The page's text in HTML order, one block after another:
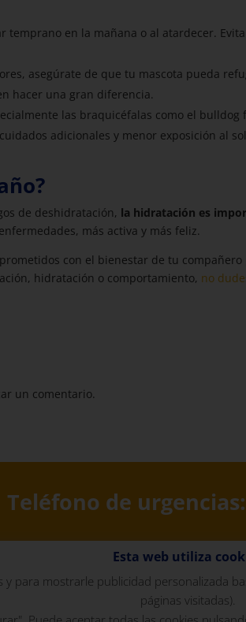
temprano en la mañana o al atardecer.
asegúrate de que tu mascota pueda
hacer una gran diferencia.
las braquicéfalas como el bulldog
adicionales y menor exposición al
de deshidratación, la hidratación es
más activa y más feliz.
con el bienestar de tu
hidratación o comportamiento, no
un comentario.
Teléfono de urgencias:
y términos de uso| Política de
Esta web utiliza
para mostrarle publicidad personalizada
páginas visitadas).